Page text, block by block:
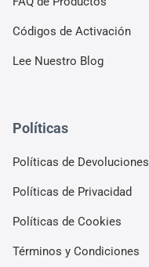
Códigos de Activación
Lee Nuestro Blog
Políticas
Políticas de Devoluciones
Políticas de Privacidad
Políticas de Cookies
Términos y Condiciones